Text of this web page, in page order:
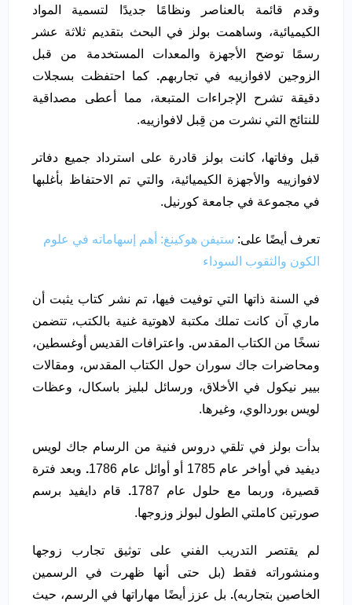
وقدم قائمة بالعناصر ونظامًا جديدًا لتسمية المواد
الكيميائية، وساهمت بولز في البحث بتقديم ثلاثة عشر
رسمًا توضح الأجهزة والمعدات المستخدمة من قبل
الزوجين لافوازييه في تجاربهم.كما احتفظت بسجلات
دقيقة تشرح الإجراءات المتبعة، مما أعطى مصداقية
للنتائج التي نشرت من قِبل لافوازييه.
قبل وفاتها، كانت بولز قادرة على استرداد جميع دفاتر
لافوازييه والأجهزة الكيميائية، والتي تم الاحتفاظ بأغلبها
في مجموعة في جامعة كورنيل.
تعرف أيضًا على: ستيفن هوكينغ: أهم إسهاماته في علوم
الكون والثقوب السوداء
في السنة ذاتها التي توفيت فيها، تم نشر كتاب يثبت أن
ماري آن كانت تملك مكتبة لاهوتية غنية بالكتب، تتضمن
نسخًا من الكتاب المقدس. واعترافات القديس أوغسطين،
ومحاضرات جاك سوران حول الكتاب المقدس، ومقالات
بيير نيكول في الأخلاق، ورسائل لبليز باسكال، وعظات
لويس بوردالوي، وغيرها.
بدأت بولز في تلقي دروس فنية من الرسام جاك لويس
ديفيد في أواخر عام 1785 أو أوائل عام 1786
. وبعد فترة
قصيرة، وربما مع حلول عام 1787
. قام دايفيد برسم
صورتين كاملتي الطول لبولز وزوجها.
لم يقتصر التدريب الفني على توثيق تجارب زوجها
ومنشوراته فقط (بل حتى أنها ظهرت في الرسمين
الخاصين بتجاربه). بل عزز أيضًا مهاراتها في الرسم، حيث